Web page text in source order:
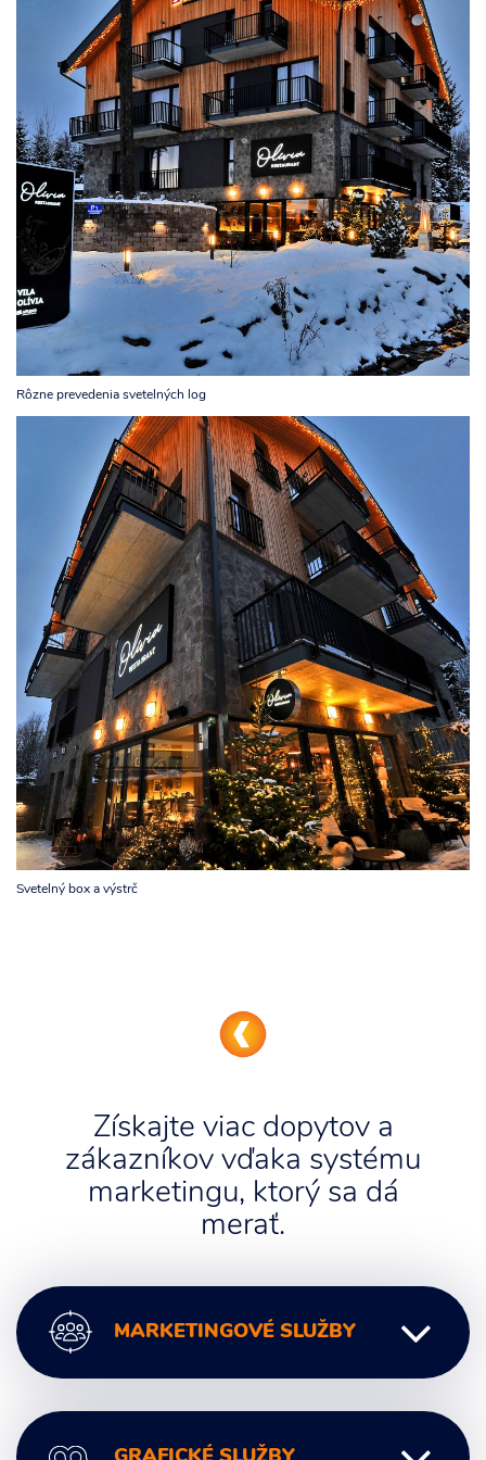
Rôzne prevedenia svetelných log
Svetelný box a výstrč
Získajte viac dopytov a
zákazníkov vďaka systému
marketingu, ktorý sa dá
merať.
MARKETINGOVÉ SLUŽBY
Digitálny marketing